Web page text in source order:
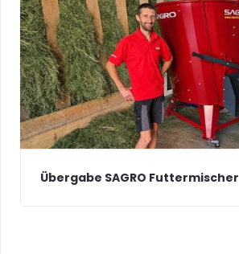
Übergabe SAGRO Futtermischer